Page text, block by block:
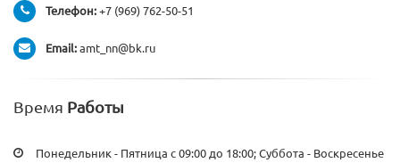
Телефон: +7 (969) 762-50-51
Email: amt_nn@bk.ru
Время Работы
Понедельник - Пятница с 09:00 до 18:00; Суббота - Воскресенье